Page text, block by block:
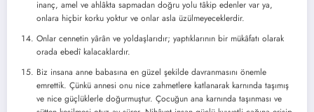
inanç, amel ve ahlâkta sapmadan doğru yolu tâkip edenler var ya,
onlara hiçbir korku yoktur ve onlar asla üzülmeyeceklerdir.
Onlar cennetin yârân ve yoldaşlarıdır; yaptıklarının bir mükâfatı olarak
orada ebedî kalacaklardır.
Biz insana anne babasına en güzel şekilde davranmasını önemle
emrettik. Çünkü annesi onu nice zahmetlere katlanarak karnında taşımış
ve nice güçlüklerle doğurmuştur. Çocuğun ana karnında taşınması ve